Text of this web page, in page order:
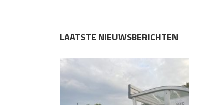
LAATSTE NIEUWSBERICHTEN